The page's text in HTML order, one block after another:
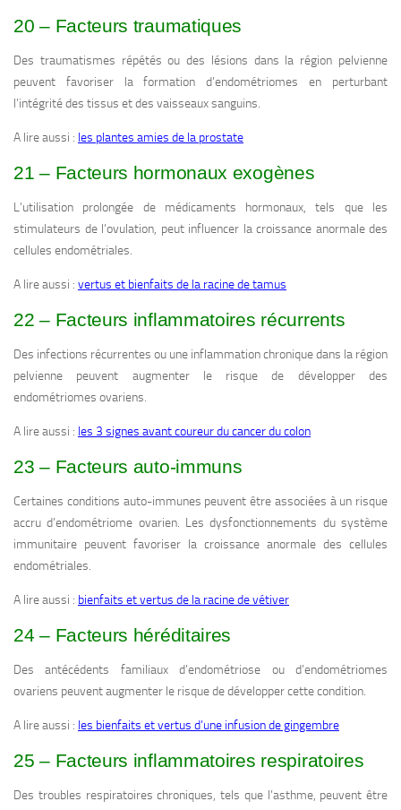
20 – Facteurs traumatiques
Des traumatismes répétés ou des lésions dans la région pelvienne
peuvent favoriser la formation d’endométriomes en perturbant
l’intégrité des tissus et des vaisseaux sanguins.
A lire aussi : les plantes amies de la prostate
21 – Facteurs hormonaux exogènes
L’utilisation prolongée de médicaments hormonaux, tels que les
stimulateurs de l’ovulation, peut influencer la croissance anormale des
cellules endométriales.
A lire aussi : vertus et bienfaits de la racine de tamus
22 – Facteurs inflammatoires récurrents
Des infections récurrentes ou une inflammation chronique dans la région
pelvienne peuvent augmenter le risque de développer des
endométriomes ovariens.
A lire aussi : les 3 signes avant coureur du cancer du colon
23 – Facteurs auto-immuns
Certaines conditions auto-immunes peuvent être associées à un risque
accru d’endométriome ovarien. Les dysfonctionnements du système
immunitaire peuvent favoriser la croissance anormale des cellules
endométriales.
A lire aussi : bienfaits et vertus de la racine de vétiver
24 – Facteurs héréditaires
Des antécédents familiaux d’endométriose ou d’endométriomes
ovariens peuvent augmenter le risque de développer cette condition.
A lire aussi : les bienfaits et vertus d’une infusion de gingembre
25 – Facteurs inflammatoires respiratoires
Des troubles respiratoires chroniques, tels que l’asthme, peuvent être